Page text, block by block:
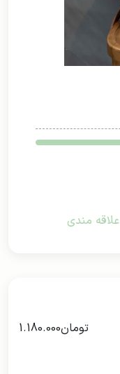
علاقه مندی
تومان1.180.000